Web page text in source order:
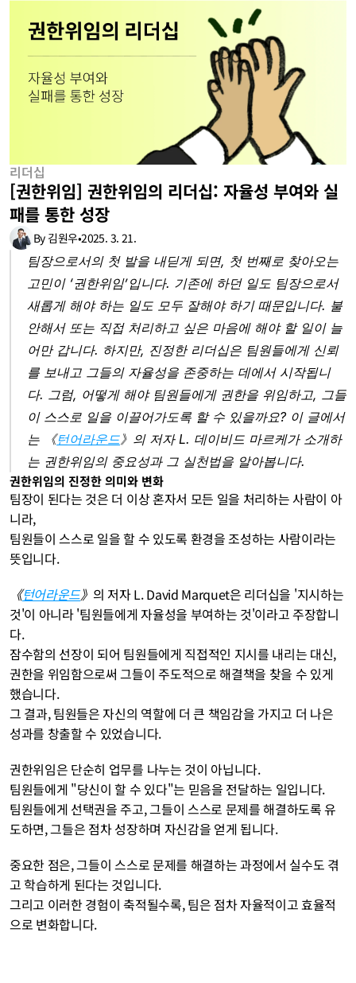
리더십
[권한위임] 권한위임의 리더십: 자율성 부여와 실
패를 통한 성장
By 김원우•2025. 3. 21.
팀장으로서의 첫 발을 내딛게 되면, 첫 번째로 찾아오는
고민이 ‘권한위임’입니다. 기존에 하던 일도 팀장으로서
새롭게 해야 하는 일도 모두 잘해야 하기 때문입니다. 불
안해서 또는 직접 처리하고 싶은 마음에 해야 할 일이 늘
어만 갑니다. 하지만, 진정한 리더십은 팀원들에게 신뢰
를 보내고 그들의 자율성을 존중하는 데에서 시작됩니
다. 그럼, 어떻게 해야 팀원들에게 권한을 위임하고, 그들
이 스스로 일을 이끌어가도록 할 수 있을까요? 이 글에서
는 《턴어라운드》의 저자 L. 데이비드 마르케가 소개하
는 권한위임의 중요성과 그 실천법을 알아봅니다.
권한위임의 진정한 의미와 변화
팀장이 된다는 것은 더 이상 혼자서 모든 일을 처리하는 사람이 아
니라,
팀원들이 스스로 일을 할 수 있도록 환경을 조성하는 사람이라는
뜻입니다.
《턴어라운드》 의 저자 L. David Marquet은 리더십을 '지시하는
것'이 아니라 '팀원들에게 자율성을 부여하는 것'이라고 주장합니
다.
잠수함의 선장이 되어 팀원들에게 직접적인 지시를 내리는 대신,
권한을 위임함으로써 그들이 주도적으로 해결책을 찾을 수 있게
했습니다.
그 결과, 팀원들은 자신의 역할에 더 큰 책임감을 가지고 더 나은
성과를 창출할 수 있었습니다.
권한위임은 단순히 업무를 나누는 것이 아닙니다.
팀원들에게 "당신이 할 수 있다"는 믿음을 전달하는 일입니다.
팀원들에게 선택권을 주고, 그들이 스스로 문제를 해결하도록 유
도하면, 그들은 점차 성장하며 자신감을 얻게 됩니다.
중요한 점은, 그들이 스스로 문제를 해결하는 과정에서 실수도 겪
고 학습하게 된다는 것입니다.
그리고 이러한 경험이 축적될수록, 팀은 점차 자율적이고 효율적
으로 변화합니다.